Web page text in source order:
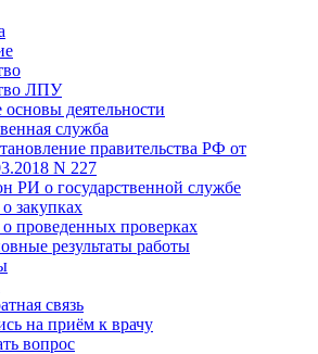
ЛПУ
деятельности
служба
правительства РФ от
N 227
РИ о государственной службе
закупках
проведенных проверках
результаты работы
связь
на приём к врачу
вопрос